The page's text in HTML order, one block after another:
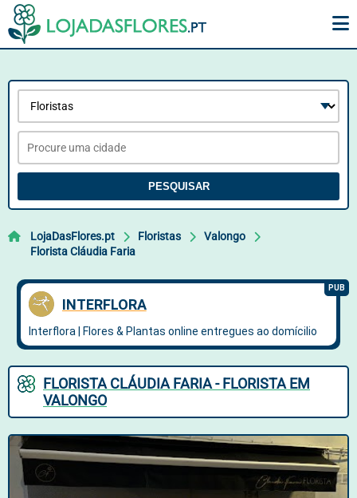
PESQUISAR
LojaDasFlores.pt Floristas
Valongo
Florista Cláudia Faria
FLORISTA CLÁUDIA FARIA - FLORISTA EM
VALONGO